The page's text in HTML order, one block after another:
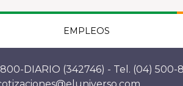
EMPLEOS
DIARIO (342746) - Tel. (04) 500-